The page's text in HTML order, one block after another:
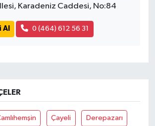
Karadeniz Caddesi, No:84
Al 0 (464) 612 56 31
Çayeli Derepazarı